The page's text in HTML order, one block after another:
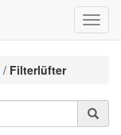
/ Filterlüfter